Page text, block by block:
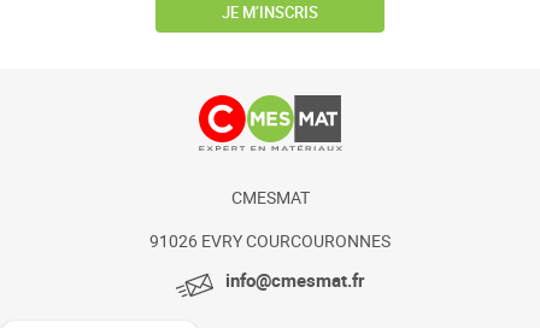
JE M’INSCRIS
CMESMAT
91026 EVRY COURCOURONNES
info@cmesmat.fr